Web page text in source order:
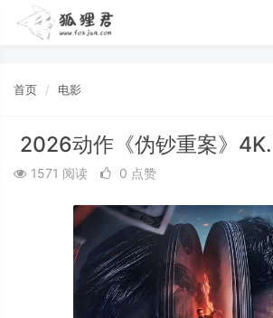
首页 电影
2026动作《伪钞重案》
1571 阅读 0 点赞